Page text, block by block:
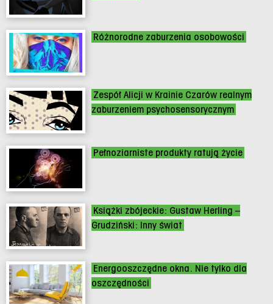
Różnorodne zaburzenia osobowości
Zespół Alicji w Krainie Czarów realnym
zaburzeniem psychosensorycznym
Pełnoziarniste produkty ratują życie
Książki zbójeckie: Gustaw Herling –
Grudziński: Inny świat
Energooszczędne okna. Nie tylko dla
oszczędności